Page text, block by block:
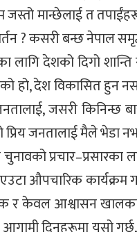
जस्तो मान्छेलाई त
? कसरी बन्छ नेपाल
लागि देशको दिगो
हो, देश विकासित हुन
जसरी किनिन्छ
प्रिय जनतालाई मैले भेडा
प्रचार–प्रसारका
औपचारिक कार्यक्रम
र केवल आश्वासन खालका